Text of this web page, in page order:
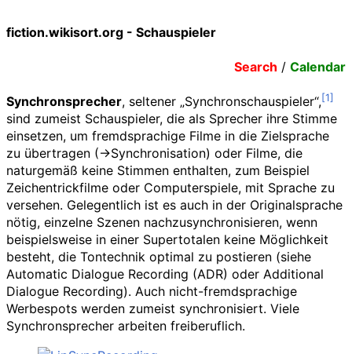
fiction.wikisort.org - Schauspieler
Search / Calendar
Synchronsprecher, seltener „Synchronschauspieler“,
sind zumeist Schauspieler, die als Sprecher ihre Stimme
einsetzen, um fremdsprachige Filme in die Zielsprache
zu übertragen (→Synchronisation) oder Filme, die
naturgemäß keine Stimmen enthalten, zum Beispiel
Zeichentrickfilme oder Computerspiele, mit Sprache zu
versehen. Gelegentlich ist es auch in der Originalsprache
nötig, einzelne Szenen nachzusynchronisieren, wenn
beispielsweise in einer Supertotalen keine Möglichkeit
besteht, die Tontechnik optimal zu postieren (siehe
Automatic Dialogue Recording (ADR) oder Additional
Dialogue Recording). Auch nicht-fremdsprachige
Werbespots werden zumeist synchronisiert. Viele
Synchronsprecher arbeiten freiberuflich.